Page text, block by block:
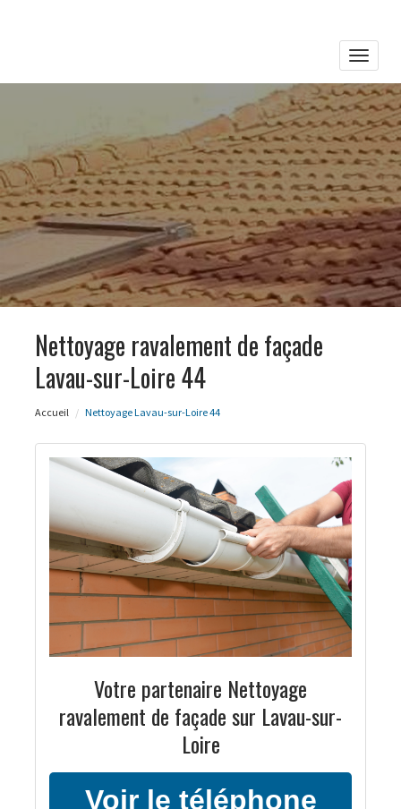
Toggle
Nettoyage ravalement de façade
Lavau-sur-Loire 44
Accueil Nettoyage Lavau-sur-Loire 44
Votre partenaire Nettoyage
ravalement de façade sur Lavau-sur-
Loire